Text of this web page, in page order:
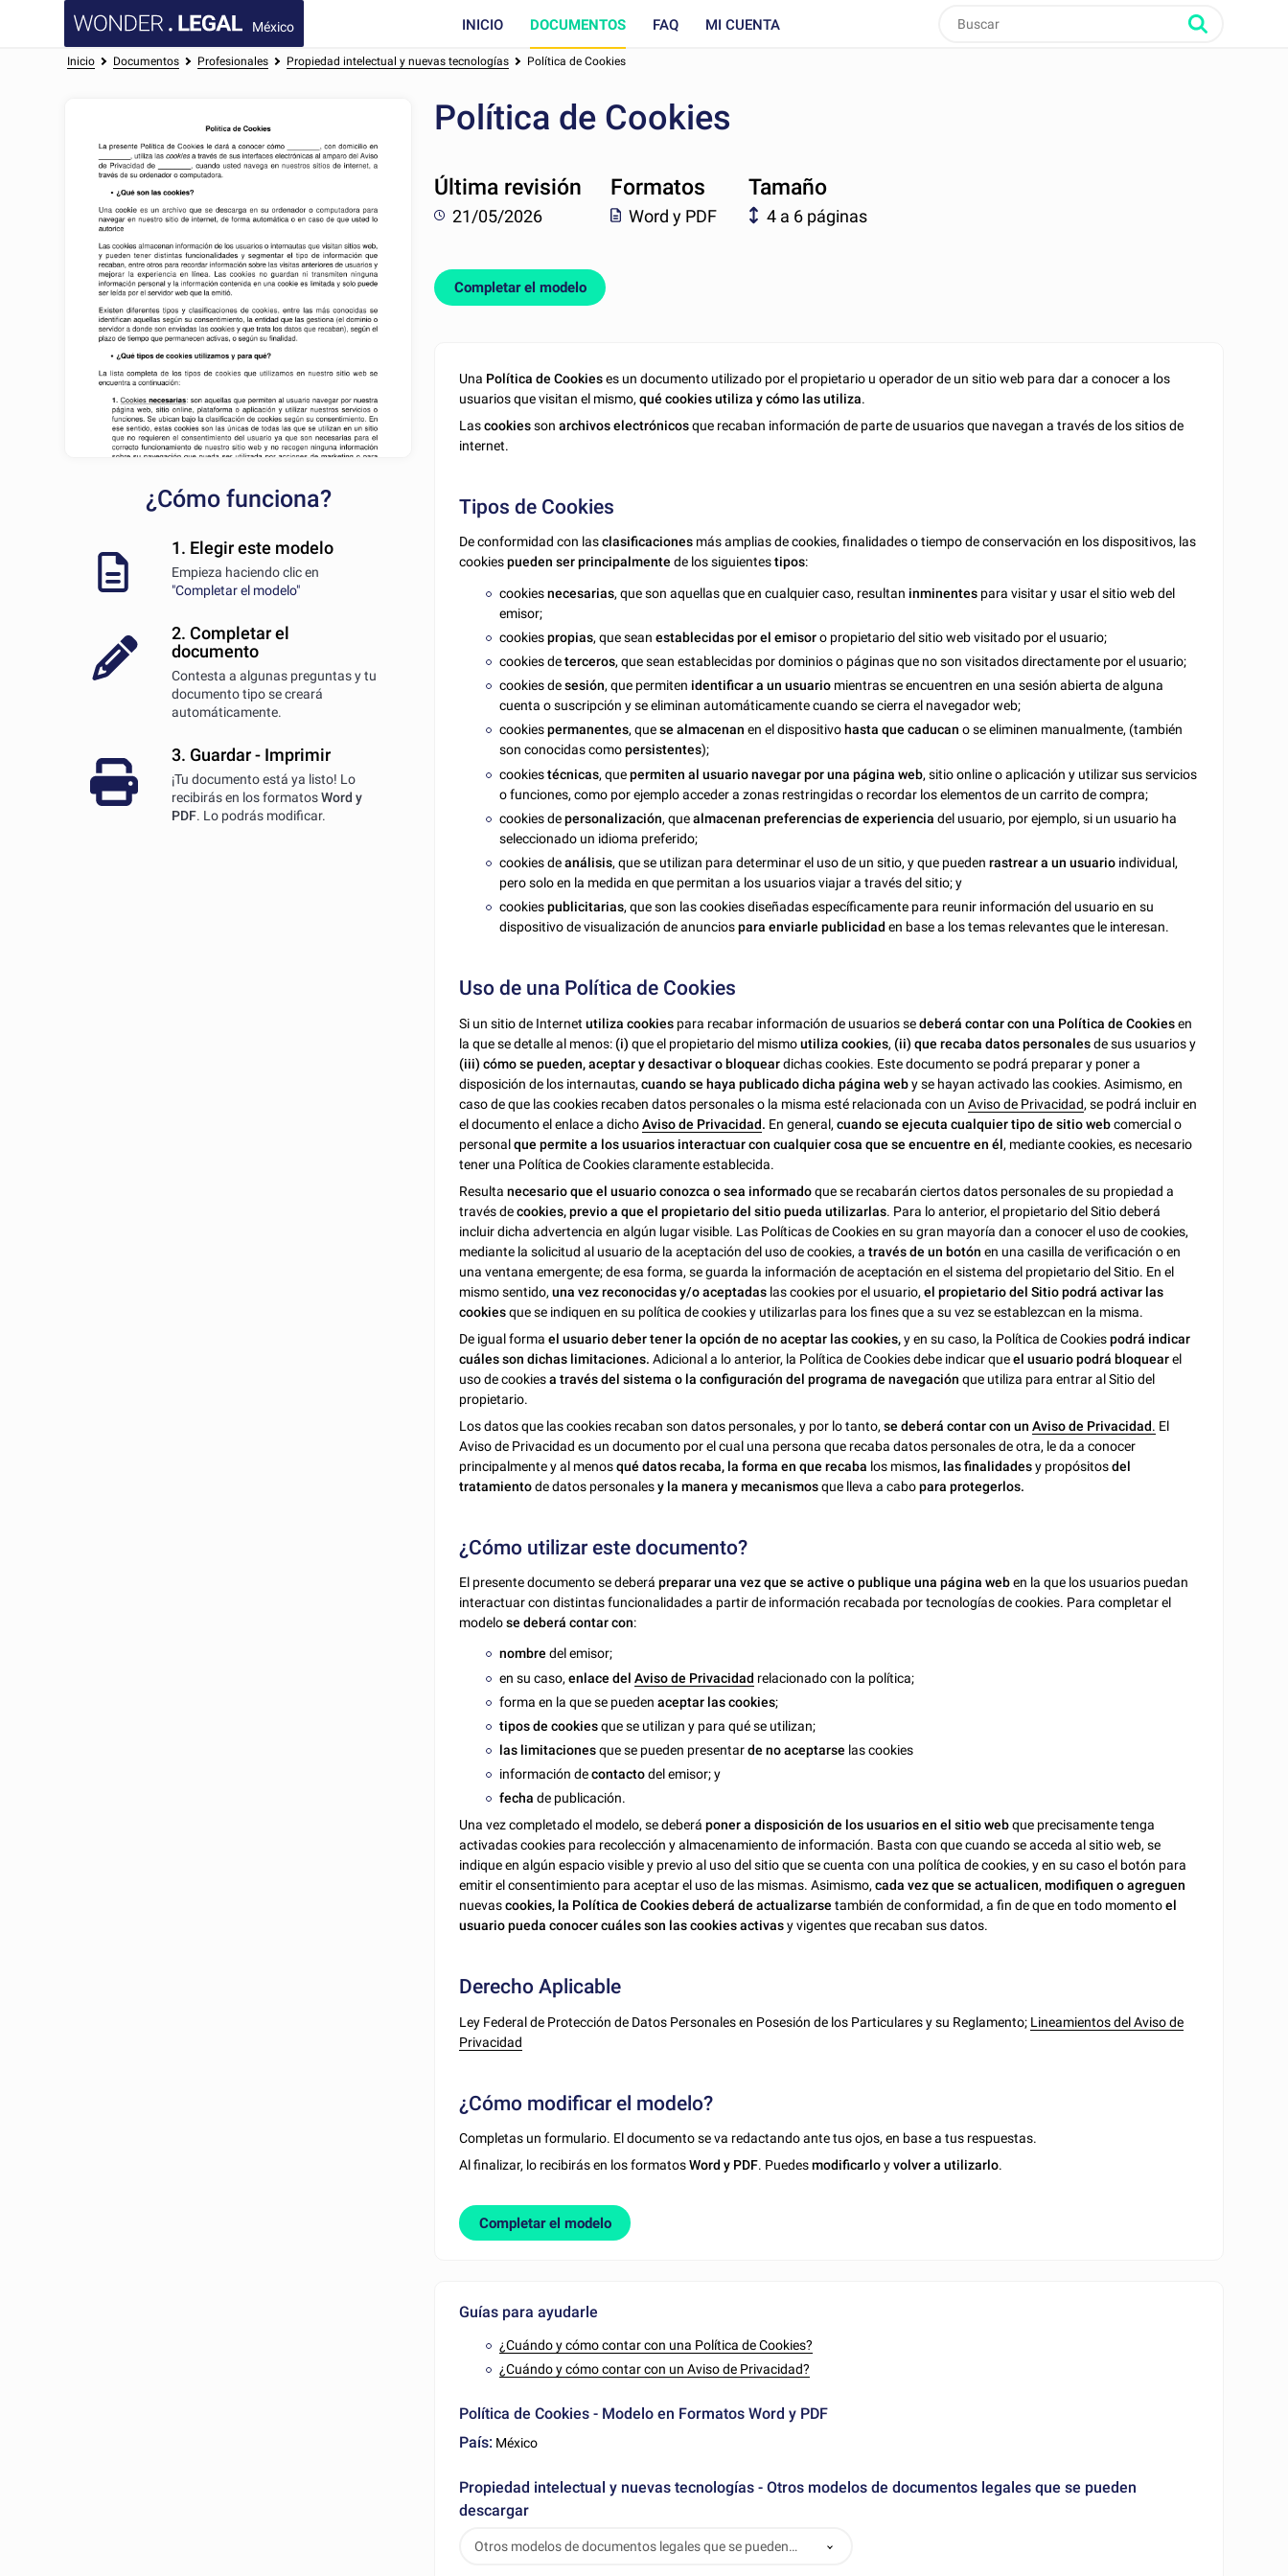
México INICIO DOCUMENTOS FAQ MI CUENTA
Inicio Documentos Profesionales Propiedad intelectual y nuevas tecnologías Política de Cookies
¿Cómo funciona?
1. Elegir este modelo
Empieza haciendo clic en
"Completar el modelo"
2. Completar el
documento
Contesta a algunas preguntas y tu
documento tipo se creará
automáticamente.
3. Guardar - Imprimir
¡Tu documento está ya listo! Lo
recibirás en los formatosWord y
PDF. Lo podrás modificar.
Política de Cookies
Última revisión
21/05/2026
Formatos
Word y PDF
Tamaño
4 a 6 páginas
Completar el modelo
Una Política de Cookieses un documento utilizado por el propietario u operador de un sitio web para dar a conocer a los
usuarios que visitan el mismo,qué cookies utiliza y cómo las utiliza.
Lascookiessonarchivos electrónicosque recaban información de parte de usuarios que navegan a través de los sitios de
internet.
Tipos de Cookies
De conformidad con lasclasificaciones más amplias de cookies, finalidades o tiempo de conservación en los dispositivos, las
cookiespueden ser principalmente de los siguientestipos:
cookiesnecesarias, que son aquellas que en cualquier caso, resultan inminentes para visitar y usar el sitio web del
emisor;
cookiespropias, que seanestablecidas por el emisoro propietario del sitio web visitado por el usuario;
cookies deterceros, que sean establecidas por dominios o páginas que no son visitados directamente por el usuario;
cookies desesión, que permiten identificar a un usuario mientras se encuentren en una sesión abierta de alguna
cuenta o suscripción y se eliminan automáticamente cuando se cierra el navegador web;
cookiespermanentes, quese almacenan en el dispositivo hasta que caducan o se eliminen manualmente, (también
son conocidas comopersistentes);
cookiestécnicas, quepermiten al usuario navegar por una página web, sitio online o aplicación y utilizar sus servicios
o funciones, como por ejemplo acceder a zonas restringidas o recordar los elementos de un carrito de compra;
cookies depersonalización, quealmacenan preferencias de experiencia del usuario, por ejemplo, si un usuario ha
seleccionado un idioma preferido;
cookies deanálisis, que se utilizan para determinar el uso de un sitio, y que puedenrastrear a un usuario individual,
pero solo en la medida en que permitan a los usuarios viajar a través del sitio; y
cookiespublicitarias, que son las cookies diseñadas específicamente para reunir información del usuario en su
dispositivo de visualización de anunciospara enviarle publicidaden base a los temas relevantes que le interesan.
Uso de una Política de Cookies
Si un sitio de Internetutiliza cookies para recabar información de usuarios sedeberá contar con una Política de Cookiesen
la que se detalle al menos:(i) que el propietario del mismoutiliza cookies,(ii) que recaba datos personalesde sus usuarios y
(iii) cómo se pueden, aceptar y desactivar o bloqueardichas cookies. Este documento se podrá preparar y poner a
disposición de los internautas,cuando se haya publicado dicha página weby se hayan activado las cookies. Asimismo, en
caso de que las cookies recaben datos personales o la misma esté relacionada con unAviso de Privacidad, se podrá incluir en
el documento el enlace a dichoAviso de Privacidad. En general,cuando se ejecuta cualquier tipo de sitio webcomercial o
personalque permite a los usuarios interactuar con cualquier cosa que se encuentre en él, mediante cookies, es necesario
tener una Política de Cookies claramente establecida.
Resultanecesario que el usuario conozca o sea informadoque se recabarán ciertos datos personales de su propiedad a
través decookies, previo a que el propietario del sitio pueda utilizarlas. Para lo anterior, el propietario del Sitio deberá
incluir dicha advertencia en algún lugar visible. Las Políticas de Cookies en su gran mayoría dan a conocer el uso de cookies,
mediante la solicitud al usuario de la aceptación del uso de cookies, a través de un botónen una casilla de verificación o en
una ventana emergente; de esa forma, se guarda la información de aceptación en el sistema del propietario del Sitio. En el
mismo sentido,una vez reconocidas y/o aceptadas las cookies por el usuario,el propietario del Sitio podrá activar las
cookiesque se indiquen en su política de cookies y utilizarlas para los fines que a su vez se establezcan en la misma.
De igual formael usuario deber tener la opción de no aceptar las cookies,y en su caso, la Política de Cookiespodrá indicar
cuáles son dichas limitaciones.Adicional a lo anterior, la Política de Cookies debe indicar queel usuario podrá bloquearel
uso de cookiesa través del sistema o la configuración del programa de navegaciónque utiliza para entrar al Sitio del
propietario.
Los datos que las cookies recaban son datos personales, y por lo tanto,se deberá contar con unAviso de Privacidad. El
Aviso de Privacidad es un documento por el cual una persona que recaba datos personales de otra, le da a conocer
principalmente y al menosqué datos recaba, la forma en que recaba los mismos, las finalidadesy propósitosdel
tratamientode datos personalesy la manera y mecanismosque lleva a cabopara protegerlos.
¿Cómo utilizar este documento?
El presente documento se deberápreparar una vez que se active o publique una página weben la que los usuarios puedan
interactuar con distintas funcionalidades a partir de información recabada por tecnologías de cookies. Para completar el
modelose deberá contar con:
nombre del emisor;
en su caso,enlace delAviso de Privacidad relacionado con la política;
forma en la que se puedenaceptar las cookies;
tipos de cookiesque se utilizan y para qué se utilizan;
las limitacionesque se pueden presentarde no aceptarse las cookies
información decontactodel emisor; y
fecha de publicación.
Una vez completado el modelo, se deberáponer a disposición de los usuarios en el sitio webque precisamente tenga
activadas cookies para recolección y almacenamiento de información. Basta con que cuando se acceda al sitio web, se
indique en algún espacio visible y previo al uso del sitio que se cuenta con una política de cookies, y en su caso el botón para
emitir el consentimiento para aceptar el uso de las mismas. Asimismo,cada vez que se actualicen,modifiquen o agreguen
nuevascookies, la Política de Cookies deberá de actualizarse también de conformidad, a fin de que en todo momentoel
usuario pueda conocer cuáles son las cookies activasy vigentes que recaban sus datos.
Derecho Aplicable
Ley Federal de Protección de Datos Personales en Posesión de los Particulares y su Reglamento; Lineamientos del Aviso de
Privacidad
¿Cómo modificar el modelo?
Completas un formulario. El documento se va redactando ante tus ojos, en base a tus respuestas.
Al finalizar, lo recibirás en los formatosWord y PDF. Puedesmodificarloyvolver a utilizarlo.
Completar el modelo
Guías para ayudarle
¿Cuándo y cómo contar con una Política de Cookies?
¿Cuándo y cómo contar con un Aviso de Privacidad?
Política de Cookies - Modelo en Formatos Word y PDF
País: México
Propiedad intelectual y nuevas tecnologías - Otros modelos de documentos legales que se pueden
descargar
Otros modelos de documentos legales que se pueden